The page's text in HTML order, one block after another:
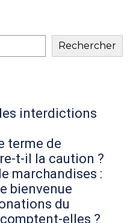
Rechercher
interdictions
terme de
t-il la caution ?
marchandises :
bienvenue
du
elles ?